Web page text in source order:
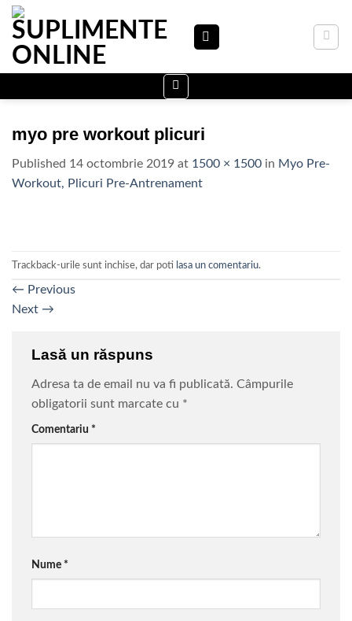
Skip
content
myo pre workout plicuri
Published 14 octombrie 2019 at 1500 × 1500 in Myo Pre-
Workout, Plicuri Pre-Antrenament
Trackback-urile sunt inchise, dar poti lasa un comentariu.
← Previous
Next →
Lasă un răspuns
Adresa ta de email nu va fi publicată. Câmpurile
obligatorii sunt marcate cu *
Comentariu *
Nume *